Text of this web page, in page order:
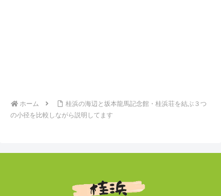
ホーム
桂浜の海辺と坂本龍馬記念館・桂浜荘を結ぶ３つ
の小径を比較しながら説明してます